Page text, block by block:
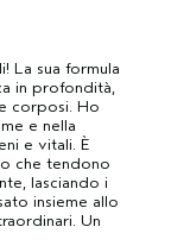
La sua formula
in profondità,
corposi. Ho
e nella
e vitali. È
che tendono
lasciando i
insieme allo
Un